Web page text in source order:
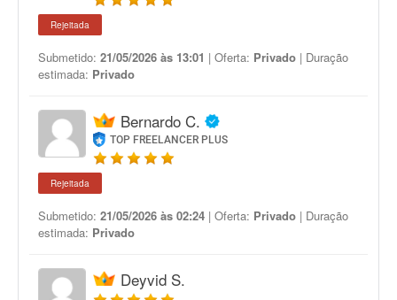
Rejeitada
Submetido: 21/05/2026 às 13:01 | Oferta: Privado | Duração
estimada: Privado
Bernardo C.
TOP FREELANCER PLUS
Rejeitada
Submetido: 21/05/2026 às 02:24 | Oferta: Privado | Duração
estimada: Privado
Deyvid S.